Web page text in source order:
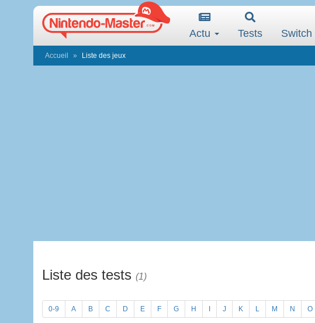
Actu Tests Switch
Accueil Liste des jeux
Liste des tests (1)
0-9 A B C D E F G H J K L M N O